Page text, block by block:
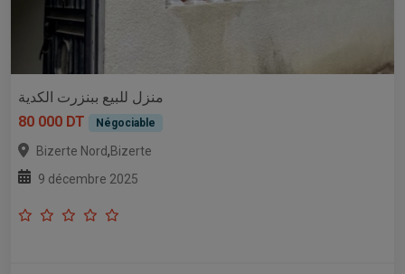
منزل للبيع ببنزرت الكدية
80 000 DT
Négociable
Bizerte Nord,Bizerte
9 décembre 2025